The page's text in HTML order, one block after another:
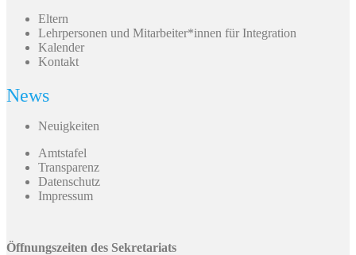
Eltern
Lehrpersonen und Mitarbeiter*innen für Integration
Kalender
Kontakt
News
Neuigkeiten
Amtstafel
Transparenz
Datenschutz
Impressum
Öffnungszeiten des Sekretariats